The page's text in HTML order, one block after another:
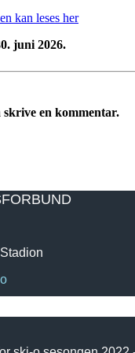
kan leses her
juni 2026.
en kommentar.